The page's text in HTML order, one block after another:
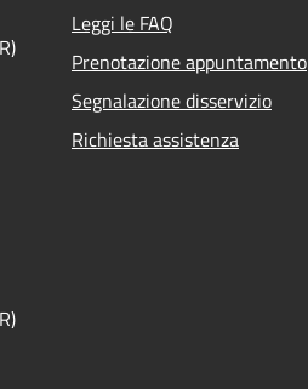
Leggi le FAQ
Prenotazione appuntamento
Segnalazione disservizio
Richiesta assistenza